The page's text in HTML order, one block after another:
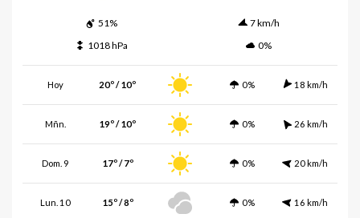
51%
7 km/h
1018 hPa
0%
Hoy 20º / 10º 0% 18 km/h
Mñn. 19º / 10º 0% 26 km/h
Dom. 9 17º / 7º 0% 20 km/h
Lun. 10 15º / 8º 0% 16 km/h